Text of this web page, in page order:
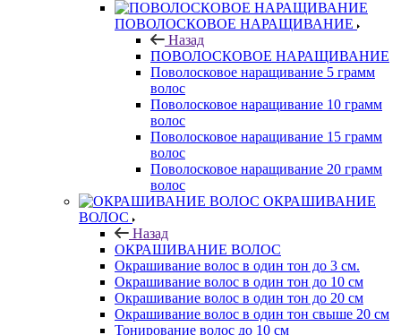
ПОВОЛОСКОВОЕ НАРАЩИВАНИЕ
Назад
ПОВОЛОСКОВОЕ НАРАЩИВАНИЕ
Поволосковое наращивание 5 грамм
волос
Поволосковое наращивание 10 грамм
волос
Поволосковое наращивание 15 грамм
волос
Поволосковое наращивание 20 грамм
волос
ОКРАШИВАНИЕ
ВОЛОС
Назад
ОКРАШИВАНИЕ ВОЛОС
Окрашивание волос в один тон до 3 см.
Окрашивание волос в один тон до 10 см
Окрашивание волос в один тон до 20 см
Окрашивание волос в один тон свыше 20 см
Тонирование волос до 10 см